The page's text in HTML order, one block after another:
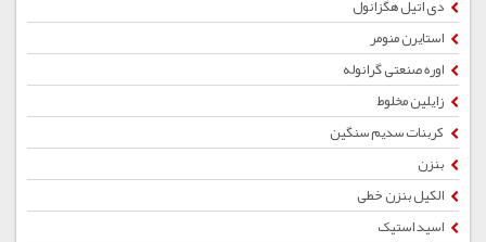
دی اتیل هگزانول
استایرن منومر
اوره صنعتی گرانوله
زایلین مخلوط
کربنات سدیم سنگین
بنزن
الکیل بنزن خطی
اسید استیک